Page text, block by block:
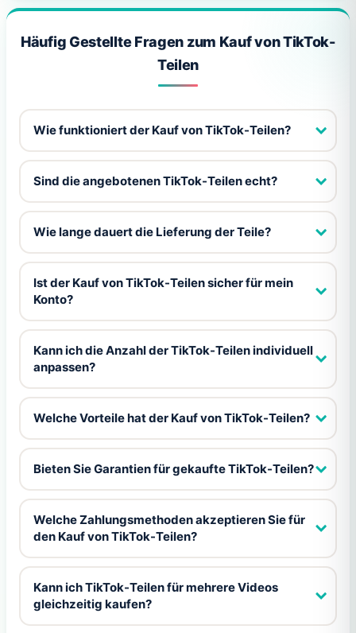
Häufig Gestellte Fragen zum Kauf von TikTok-
Teilen
Wie funktioniert der Kauf von TikTok-Teilen?
Sind die angebotenen TikTok-Teilen echt?
Wie lange dauert die Lieferung der Teile?
Ist der Kauf von TikTok-Teilen sicher für mein
Konto?
Kann ich die Anzahl der TikTok-Teilen individuell
anpassen?
Welche Vorteile hat der Kauf von TikTok-Teilen?
Bieten Sie Garantien für gekaufte TikTok-Teilen?
Welche Zahlungsmethoden akzeptieren Sie für
den Kauf von TikTok-Teilen?
Kann ich TikTok-Teilen für mehrere Videos
gleichzeitig kaufen?